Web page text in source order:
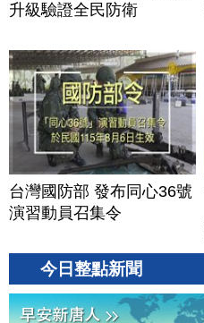
升級驗證全民防衛
台灣國防部 發布同心36號
演習動員召集令
今日整點新聞